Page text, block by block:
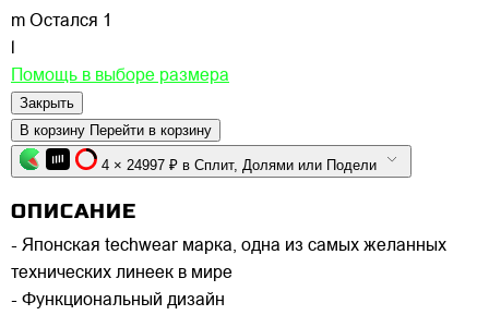
m Остался 1
l
Помощь в выборе размера
Закрыть
В корзину Перейти в корзину
4 × 24997 ₽ в Сплит, Долями или Подели
ОПИСАНИЕ
- Японская techwear марка, одна из самых желанных
технических линеек в мире
- Функциональный дизайн